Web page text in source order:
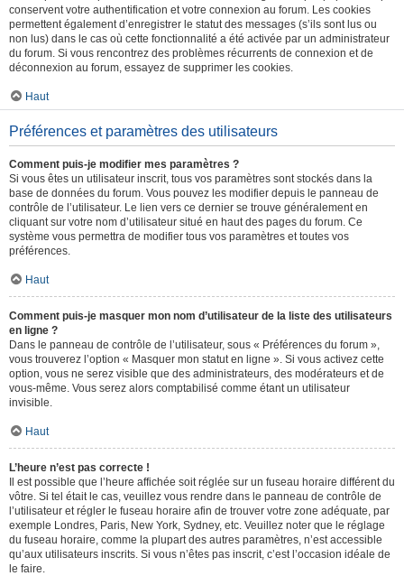
conservent votre authentification et votre connexion au forum. Les cookies
permettent également d’enregistrer le statut des messages (s’ils sont lus ou
non lus) dans le cas où cette fonctionnalité a été activée par un administrateur
du forum. Si vous rencontrez des problèmes récurrents de connexion et de
déconnexion au forum, essayez de supprimer les cookies.
Haut
Préférences et paramètres des utilisateurs
Comment puis-je modifier mes paramètres ?
Si vous êtes un utilisateur inscrit, tous vos paramètres sont stockés dans la
base de données du forum. Vous pouvez les modifier depuis le panneau de
contrôle de l’utilisateur. Le lien vers ce dernier se trouve généralement en
cliquant sur votre nom d’utilisateur situé en haut des pages du forum. Ce
système vous permettra de modifier tous vos paramètres et toutes vos
préférences.
Haut
Comment puis-je masquer mon nom d’utilisateur de la liste des utilisateurs
en ligne ?
Dans le panneau de contrôle de l’utilisateur, sous « Préférences du forum »,
vous trouverez l’option « Masquer mon statut en ligne ». Si vous activez cette
option, vous ne serez visible que des administrateurs, des modérateurs et de
vous-même. Vous serez alors comptabilisé comme étant un utilisateur
invisible.
Haut
L’heure n’est pas correcte !
Il est possible que l’heure affichée soit réglée sur un fuseau horaire différent du
vôtre. Si tel était le cas, veuillez vous rendre dans le panneau de contrôle de
l’utilisateur et régler le fuseau horaire afin de trouver votre zone adéquate, par
exemple Londres, Paris, New York, Sydney, etc. Veuillez noter que le réglage
du fuseau horaire, comme la plupart des autres paramètres, n’est accessible
qu’aux utilisateurs inscrits. Si vous n’êtes pas inscrit, c’est l’occasion idéale de
le faire.